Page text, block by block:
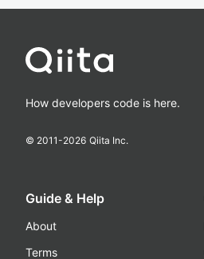
How developers code is here.
© 2011-2026 Qiita Inc.
Guide & Help
About
Terms